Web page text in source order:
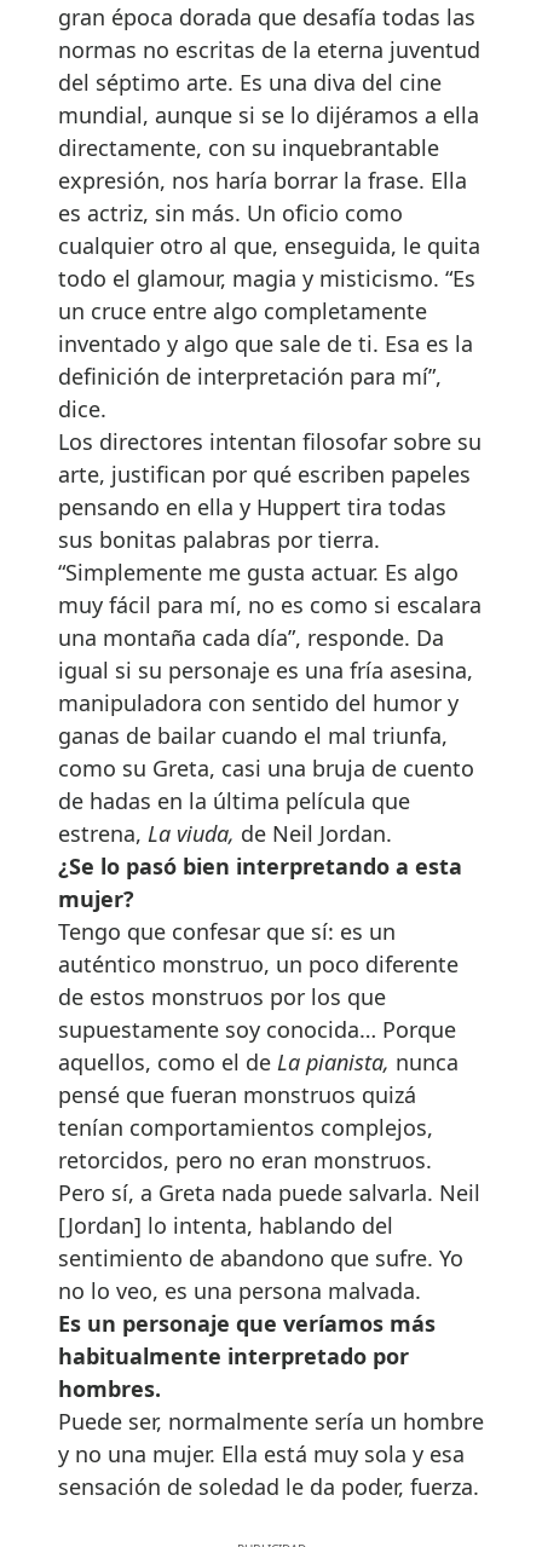
gran época dorada que desafía todas las
normas no escritas de la eterna juventud
del séptimo arte. Es una diva del cine
mundial, aunque si se lo dijéramos a ella
directamente, con su inquebrantable
expresión, nos haría borrar la frase. Ella
es actriz, sin más. Un oficio como
cualquier otro al que, enseguida, le quita
todo el glamour, magia y misticismo. “Es
un cruce entre algo completamente
inventado y algo que sale de ti. Esa es la
definición de interpretación para mí”,
dice.
Los directores intentan filosofar sobre su
arte, justifican por qué escriben papeles
pensando en ella y Huppert tira todas
sus bonitas palabras por tierra.
“Simplemente me gusta actuar. Es algo
muy fácil para mí, no es como si escalara
una montaña cada día”, responde. Da
igual si su personaje es una fría asesina,
manipuladora con sentido del humor y
ganas de bailar cuando el mal triunfa,
como su Greta, casi una bruja de cuento
de hadas en la última película que
estrena, La viuda, de Neil Jordan.
¿Se lo pasó bien interpretando a esta
mujer?
Tengo que confesar que sí: es un
auténtico monstruo, un poco diferente
de estos monstruos por los que
supuestamente soy conocida… Porque
aquellos, como el de La pianista, nunca
pensé que fueran monstruos quizá
tenían comportamientos complejos,
retorcidos, pero no eran monstruos.
Pero sí, a Greta nada puede salvarla. Neil
[Jordan] lo intenta, hablando del
sentimiento de abandono que sufre. Yo
no lo veo, es una persona malvada.
Es un personaje que veríamos más
habitualmente interpretado por
hombres.
Puede ser, normalmente sería un hombre
y no una mujer. Ella está muy sola y esa
sensación de soledad le da poder, fuerza.